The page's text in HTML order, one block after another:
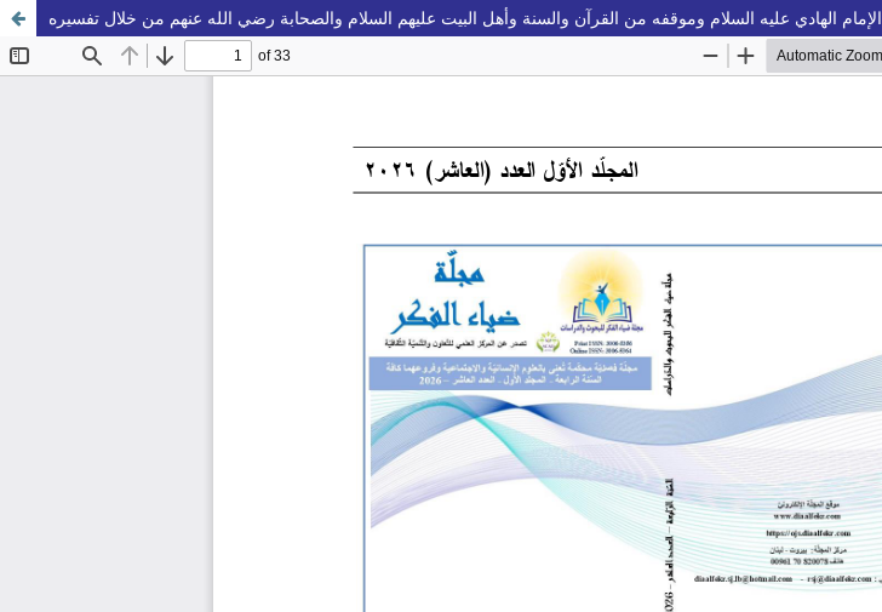
الإمام الهادي عليه السلام وموقفه من القرآن والسنة وأهل البيت عليهم السلام والصحابة رضي الله عنهم من خلال تفسيره